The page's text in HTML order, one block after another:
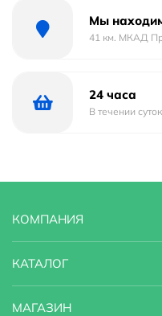
Страна бренда
Стилистика дизайна hi-
Мы
41 км. МКАД
24 часа
В течении
КОМПАНИЯ
КАТАЛОГ
МАГАЗИН